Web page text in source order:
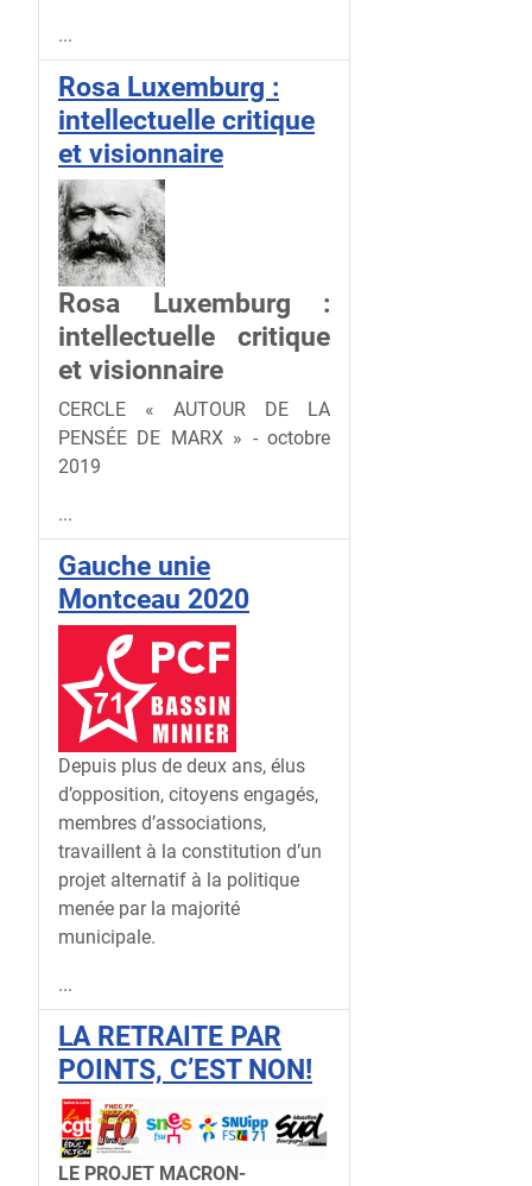
...
Rosa Luxemburg :
intellectuelle critique
et visionnaire
Rosa Luxemburg :
intellectuelle critique
et visionnaire
CERCLE « AUTOUR DE LA
PENSÉE DE MARX » - octobre
2019
...
Gauche unie
Montceau 2020
Depuis plus de deux ans, élus
d’opposition, citoyens engagés,
membres d’associations,
travaillent à la constitution d’un
projet alternatif à la politique
menée par la majorité
municipale.
...
LA RETRAITE PAR
POINTS, C’EST NON!
LE PROJET MACRON-